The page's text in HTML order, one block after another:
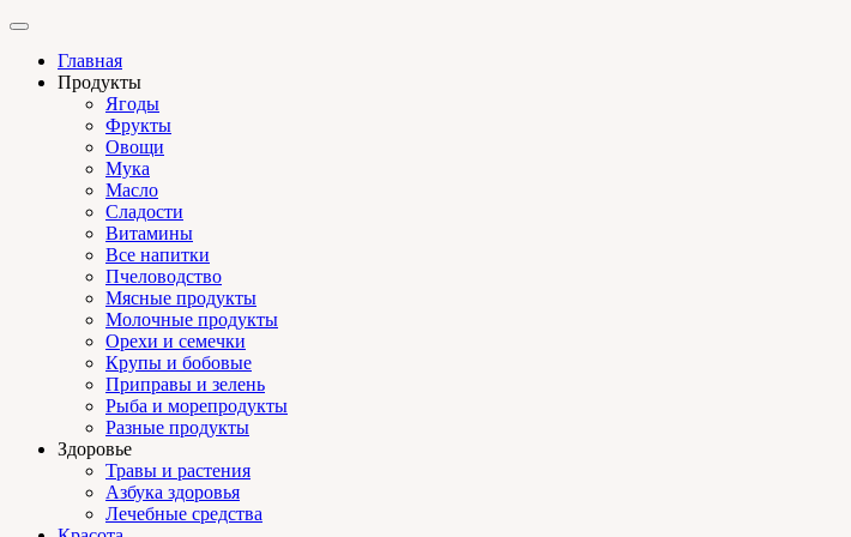
Главная
Продукты
Ягоды
Фрукты
Овощи
Мука
Масло
Сладости
Витамины
Все напитки
Пчеловодство
Мясные продукты
Молочные продукты
Орехи и семечки
Крупы и бобовые
Приправы и зелень
Рыба и морепродукты
Разные продукты
Здоровье
Травы и растения
Азбука здоровья
Лечебные средства